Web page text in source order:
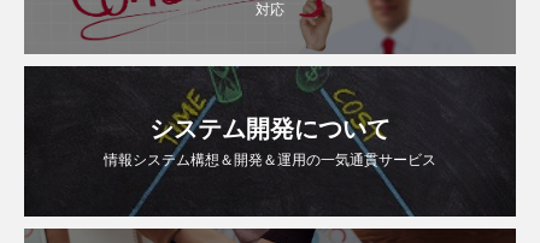
対応
システム開発について
情報システム構想＆開発＆運用の一気通貫サービス